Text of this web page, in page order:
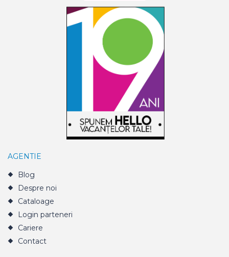
AGENTIE
Blog
Despre noi
Cataloage
Login parteneri
Cariere
Contact